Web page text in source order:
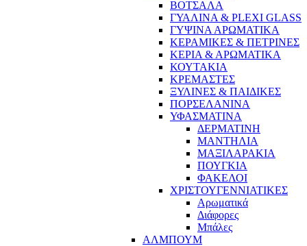
ΒΟΤΣΑΛΑ
ΓΥΑΛΙΝΑ & PLEXI GLASS
ΓΥΨΙΝΑ ΑΡΩΜΑΤΙΚΑ
ΚΕΡΑΜΙΚΕΣ & ΠΕΤΡΙΝΕΣ
ΚΕΡΙΑ & ΑΡΩΜΑΤΙΚΑ
ΚΟΥΤΑΚΙΑ
ΚΡΕΜΑΣΤΕΣ
ΞΥΛΙΝΕΣ & ΠΑΙΔΙΚΕΣ
ΠΟΡΣΕΛΑΝΙΝΑ
ΥΦΑΣΜΑΤΙΝA
ΔΕΡΜΑΤΙΝΗ
ΜΑΝΤΗΛΙΑ
ΜΑΞΙΛΑΡΑΚΙΑ
ΠΟΥΓΚΙΑ
ΦΑΚΕΛΟΙ
ΧΡΙΣΤΟΥΓΕΝΝΙΑΤΙΚΕΣ
Αρωματικά
Διάφορες
Μπάλες
ΑΛΜΠΟΥΜ